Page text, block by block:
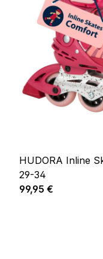
HUDORA Inline
29-34
Regulärer Preis:
99,95 €